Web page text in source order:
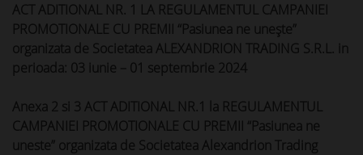
ACT ADITIONAL NR. 1 LA REGULAMENTUL CAMPANIEI
PROMOTIONALE CU PREMII “Pasiunea ne unește”
organizata de Societatea ALEXANDRION TRADING S.R.L. in
perioada: 03 iunie – 01 septembrie 2024
Anexa 2 si 3 ACT ADITIONAL NR.1 la REGULAMENTUL
CAMPANIEI PROMOTIONALE CU PREMII “Pasiunea ne
uneste” organizata de Societatea Alexandrion Trading